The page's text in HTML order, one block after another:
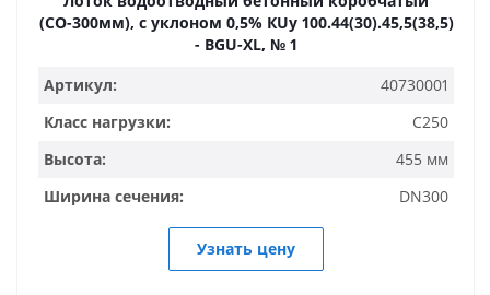
(СО-300мм), с уклоном 0,5% КUу 100.44(30).45,5(38,5)
- BGU-XL, № 1
Артикул:
40730001
Класс нагрузки:
C250
Высота:
455 мм
Ширина сечения:
DN300
Узнать цену